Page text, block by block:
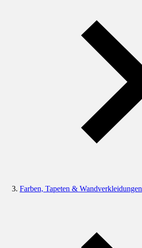
Farben, Tapeten & Wandverkleidungen